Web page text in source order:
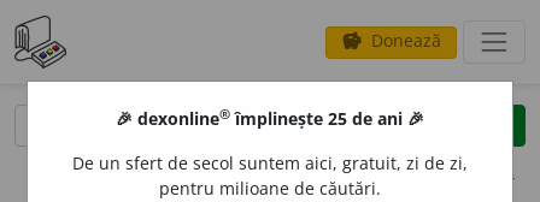
savings Donează
clear
opțiuni
🎉 dexonline® împlinește 25 de ani 🎉
De un sfert de secol suntem aici, gratuit, zi de zi,
pentru milioane de căutări.